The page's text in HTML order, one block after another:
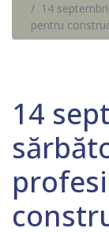
14
pentru
14